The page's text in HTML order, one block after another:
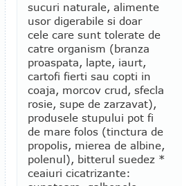
sucuri naturale, alimente
usor digerabile si doar
cele care sunt tolerate de
catre organism (branza
proaspata, lapte, iaurt,
cartofi fierti sau copti in
coaja, morcov crud, sfecla
rosie, supe de zarzavat),
produsele stupului pot fi
de mare folos (tinctura de
propolis, mierea de albine,
polenul), bitterul suedez *
ceaiuri cicatrizante: